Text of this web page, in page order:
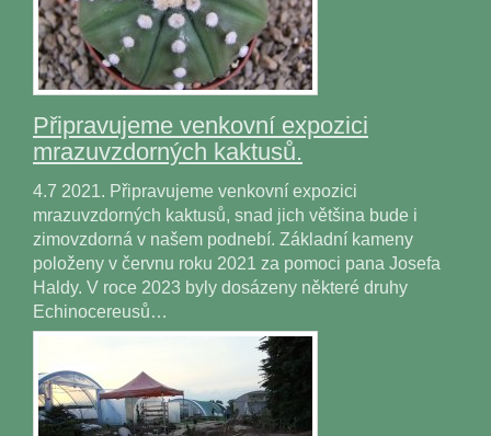
Připravujeme venkovní expozici
mrazuvzdorných kaktusů.
4.7 2021. Připravujeme venkovní expozici
mrazuvzdorných kaktusů, snad jich většina bude i
zimovzdorná v našem podnebí. Základní kameny
položeny v červnu roku 2021 za pomoci pana Josefa
Haldy. V roce 2023 byly dosázeny některé druhy
Echinocereusů…